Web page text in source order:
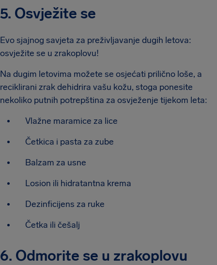
5. Osvježite se
Evo sjajnog savjeta za preživljavanje dugih letova:
osvježite se u zrakoplovu!
Na dugim letovima možete se osjećati prilično loše, a
reciklirani zrak dehidrira vašu kožu, stoga ponesite
nekoliko putnih potrepština za osvježenje tijekom leta:
Vlažne maramice za lice
Četkica i pasta za zube
Balzam za usne
Losion ili hidratantna krema
Dezinficijens za ruke
Četka ili češalj
6. Odmorite se u zrakoplovu